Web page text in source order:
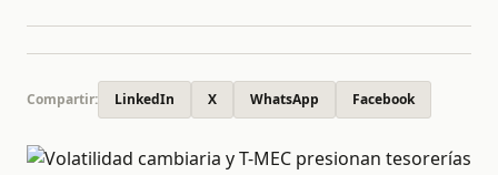
Compartir: LinkedIn X WhatsApp Facebook